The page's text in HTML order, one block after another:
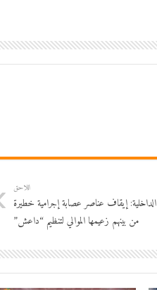
اللاحق
الداخلية: إيقاف عناصر عصابة إجرامية خطيرة
من بينهم زعيمها الموالي لتنظيم “داعش”